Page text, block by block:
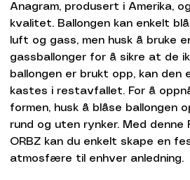
Anagram, produsert i Amerika,
kvalitet. Ballongen kan enkelt
luft og gass, men husk å bruke
gassballonger for å sikre at de
ballongen er brukt opp, kan den
kastes i restavfallet. For å
formen, husk å blåse ballongen
rund og uten rynker. Med denne
ORBZ kan du enkelt skape en
atmosfære til enhver anledning.